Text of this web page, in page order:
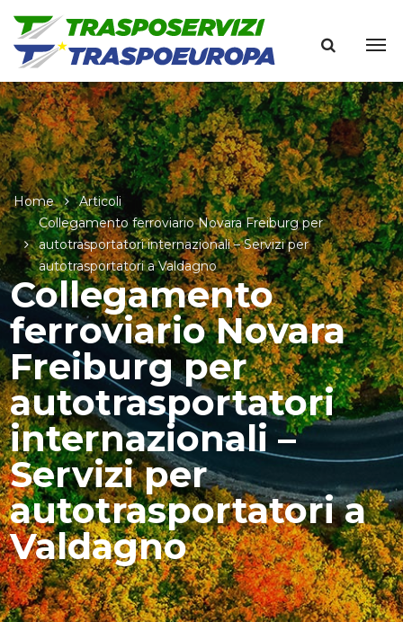
Home
Articoli
Collegamento ferroviario Novara Freiburg per
autotrasportatori internazionali – Servizi per
autotrasportatori a Valdagno
Collegamento
ferroviario Novara
Freiburg per
autotrasportatori
internazionali –
Servizi per
autotrasportatori a
Valdagno